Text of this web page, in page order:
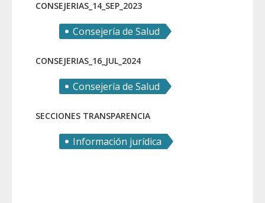
CONSEJERIAS_14_SEP_2023
Consejería de Salud
CONSEJERIAS_16_JUL_2024
Consejería de Salud
SECCIONES TRANSPARENCIA
Información jurídica